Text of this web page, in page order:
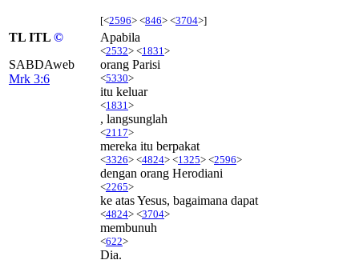
[<2596> <846> <3704>]
TL ITL ©
SABDAweb
Mrk 3:6
Apabila
<2532> <1831 >
orang Parisi
<5330>
itu keluar
<1831 >
, langsunglah
<2117>
mereka itu berpakat
<3326> <4824> <1325> <2596>
dengan orang Herodiani
<2265>
ke atas Yesus, bagaimana dapat
<4824> <3704>
membunuh
<622>
Dia.